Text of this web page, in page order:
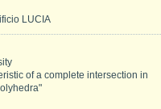
LUCIA
of a complete intersection in